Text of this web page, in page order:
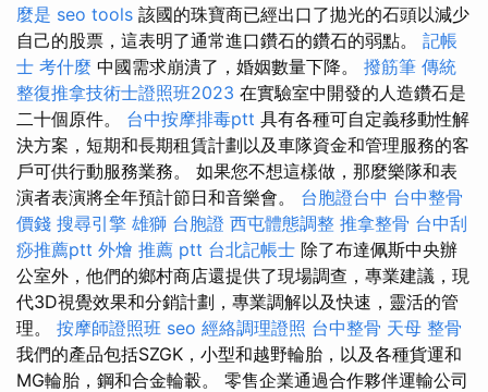
麼是 seo tools 該國的珠寶商已經出口了拋光的石頭以減少
自己的股票，這表明了通常進口鑽石的鑽石的弱點。 記帳
士 考什麼 中國需求崩潰了，婚姻數量下降。 撥筋筆 傳統
整復推拿技術士證照班2023 在實驗室中開發的人造鑽石是
二十個原件。 台中按摩排毒ptt 具有各種可自定義移動性解
決方案，短期和長期租賃計劃以及車隊資金和管理服務的客
戶可供行動服務業務。 如果您不想這樣做，那麼樂隊和表
演者表演將全年預計節日和音樂會。 台胞證台中 台中整骨
價錢 搜尋引擎 雄獅 台胞證 西屯體態調整 推拿整骨 台中刮
痧推薦ptt 外燴 推薦 ptt 台北記帳士 除了布達佩斯中央辦
公室外，他們的鄉村商店還提供了現場調查，專業建議，現
代3D視覺效果和分銷計劃，專業調解以及快速，靈活的管
理。 按摩師證照班 seo 經絡調理證照 台中整骨 天母 整骨
我們的產品包括SZGK，小型和越野輪胎，以及各種貨運和
MG輪胎，鋼和合金輪轂。 零售企業通過合作夥伴運輸公司